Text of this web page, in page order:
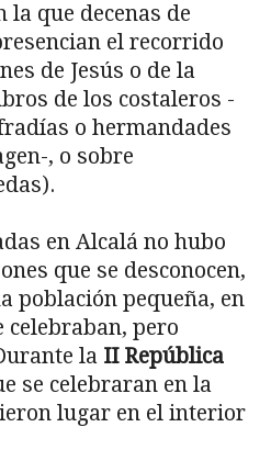
la que decenas de
el recorrido
de Jesús o de la
de los costaleros -
o hermandades
, o sobre
en Alcalá no hubo
que se desconocen,
población pequeña, en
pero
la II República
se celebraran en la
lugar en el interior